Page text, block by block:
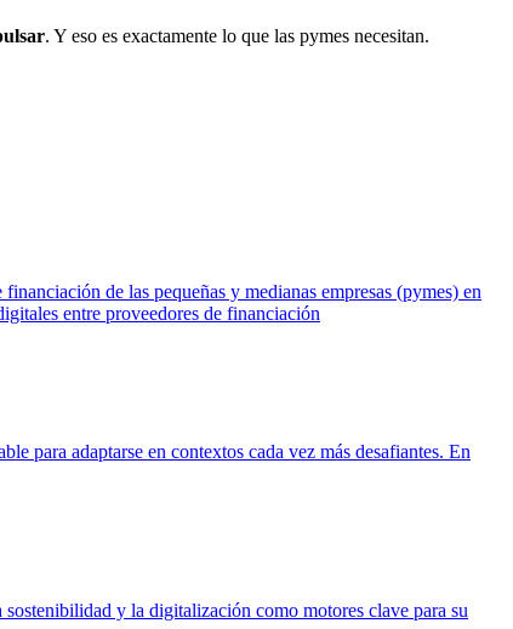
. Y eso es exactamente lo que las pymes necesitan.
de las pequeñas y medianas empresas (pymes) en
entre proveedores de financiación
para adaptarse en contextos cada vez más desafiantes. En
y la digitalización como motores clave para su